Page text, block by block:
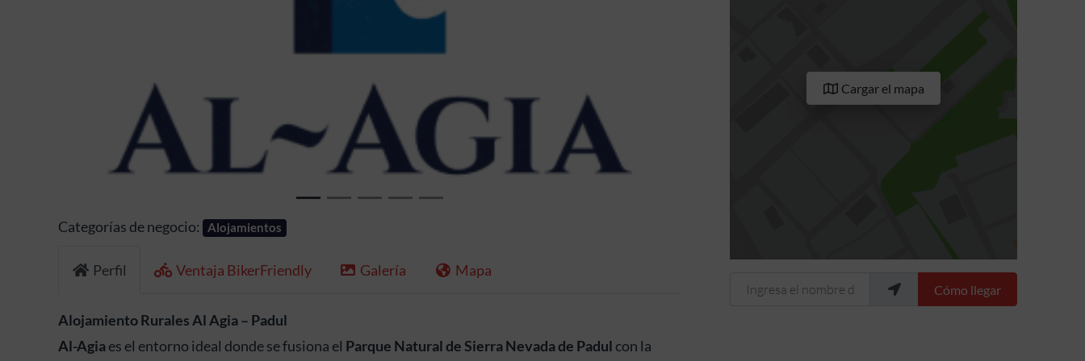
Categorías de negocio: Alojamientos
Perfil Ventaja BikerFriendly Galería Mapa
Alojamiento Rurales Al Agia – Padul
Al-Agiaes el entorno ideal donde se fusiona el Parque Natural de Sierra Nevada de Padul con la
Cargar el mapa
Ingresa el nombre de tu ubicaciónCómo llegar